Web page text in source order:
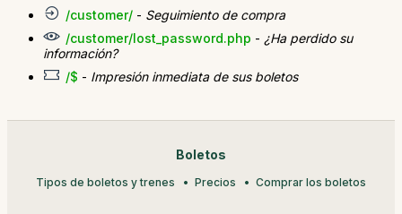
/customer/ - Seguimiento de compra
/customer/lost_password.php - ¿Ha perdido su
información?
/$ - Impresión inmediata de sus boletos
Boletos
Tipos de boletos y trenes Precios Comprar los boletos